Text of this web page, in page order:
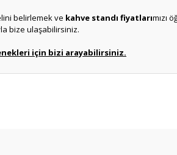
belirlemek ve kahve standı fiyatlarımızı
bize ulaşabilirsiniz.
için bizi arayabilirsiniz.